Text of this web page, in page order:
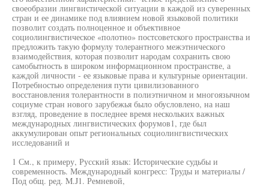
своеобразии лингвистической ситуации в каждой из суверенных
стран и ее динамике под влиянием новой языковой политики
позволит создать полноценное и объективное
социолингвистическое «полотно» постсоветского пространства и
предложить такую формулу толерантного межэтнического
взаимодействия, которая позволит народам сохранить свою
самобытность в широком информационном пространстве, а
каждой личности - ее языковые права и культурные ориентации.
Потребностью определения пути цивилизованного
восстановления толерантности в полиэтничном и многоязычном
социуме стран нового зарубежья было обусловлено, на наш
взгляд, проведение в последнее время нескольких важных
международных лингвистических форумов1, где был
аккумулирован опыт региональных социолингвистических
исследований и
1 См., к примеру, Русский язык: Исторические судьбы и
современность. Международный конгресс: Труды и материалы /
Под общ. ред. M.J1. Ремневой,